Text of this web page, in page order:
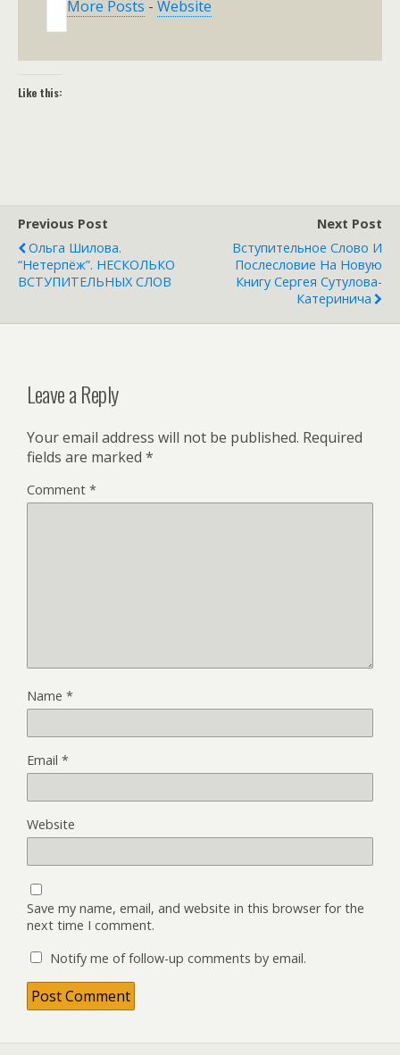
More Posts -Website
Like this:
Previous Post
Ольга Шилова.
“Нетерпёж”. НЕСКОЛЬКО
ВСТУПИТЕЛЬНЫХ СЛОВ
Next Post
Вступительное Слово И
Послесловие На Новую
Книгу Сергея Сутулова-
Катеринича
Leave a Reply
Your email address will not be published. Required
fields are marked *
Comment *
Name *
Email *
Website
Save my name, email, and website in this browser for the
next time I comment.
Notify me of follow-up comments by email.